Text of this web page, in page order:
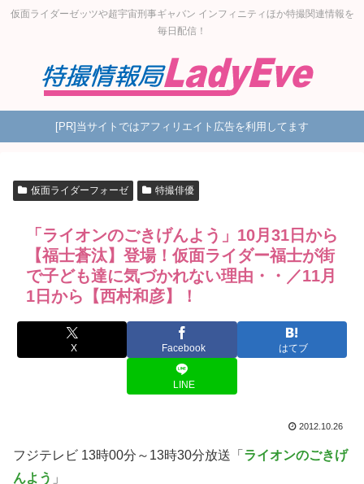
仮面ライダーゼッツや超宇宙刑事ギャバン インフィニティほか特撮関連情報を
毎日配信！
[PR]当サイトではアフィリエイト広告を利用してます
仮面ライダーフォーゼ 特撮俳優
「ライオンのごきげんよう」10月31日から
【福士蒼汰】登場！仮面ライダー福士が街
で子ども達に気づかれない理由・・／11月
1日から【西村和彦】！
X Facebook はてブ
LINE
2012.10.26
フジテレビ 13時00分～13時30分放送「 ライオンのごきげ
んよう 」